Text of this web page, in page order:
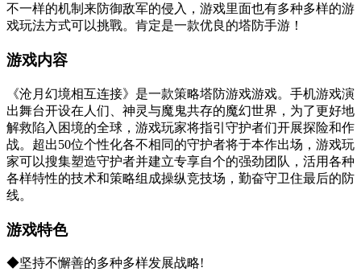
不一样的机制来防御敌军的侵入，游戏里面也有多种多样的游
戏玩法方式可以挑戰。肯定是一款优良的塔防手游！
游戏内容
《沧月幻境相互连接》是一款策略塔防游戏游戏。手机游戏演
出舞台开设在人们、神灵与魔鬼共存的魔幻世界，为了更好地
解救陷入困境的全球，游戏玩家将指引守护者们开展探险和作
战。超出50位个性化各不相同的守护者将于本作出场，游戏玩
家可以搜集塑造守护者并建立专享自个的强劲团队，活用各种
各样特性的技术和策略组成操纵竞技场，勤奋守卫住最后的防
线。
游戏特色
◆坚持不懈善的多种多样发展战略!